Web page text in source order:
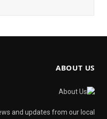
ABOUT US
and updates from our local